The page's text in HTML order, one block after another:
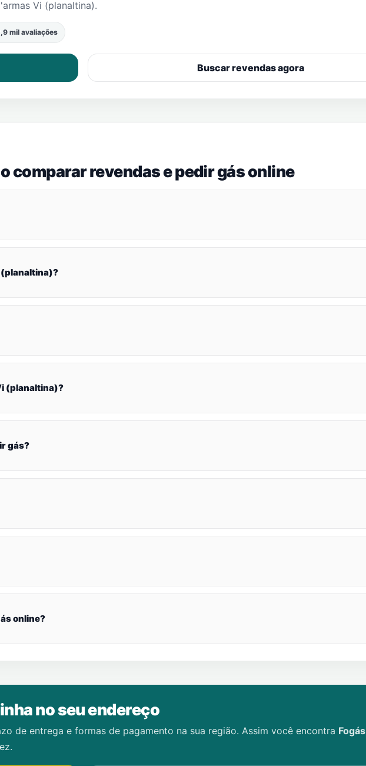
Vi (planaltina).
mil avaliações
Buscar revendas agora
comparar revendas e pedir gás online
(planaltina)?
(planaltina)?
gás?
online?
no seu endereço
de entrega e formas de pagamento na sua região. Assim você encontra Fogás